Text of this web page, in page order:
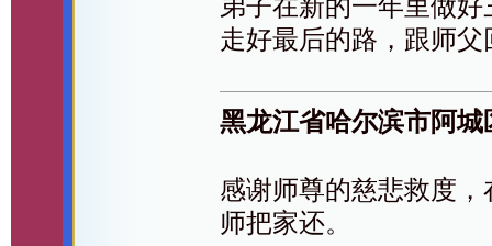
弟子在新的一年里做
走好最后的路，跟师父
黑龙江省哈尔滨市阿
感谢师尊的慈悲救度
师把家还。